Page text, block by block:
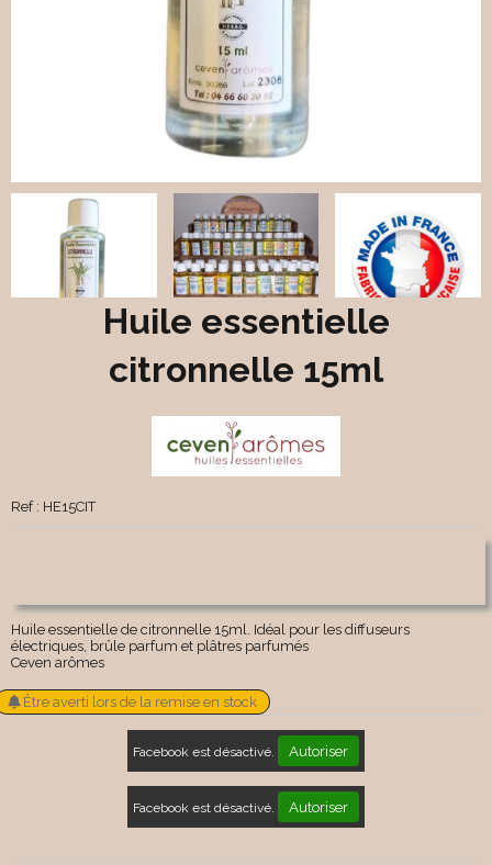
Huile essentielle
citronnelle 15ml
Ref : HE15CIT
Huile essentielle de citronnelle 15ml. Idéal pour les diffuseurs
électriques, brûle parfum et plâtres parfumés
Ceven arômes
Être averti lors de la remise en stock
Facebook est désactivé. Autoriser
Facebook est désactivé. Autoriser